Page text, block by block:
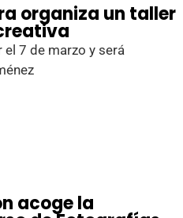
organiza un taller
7 de marzo y será
acoge la